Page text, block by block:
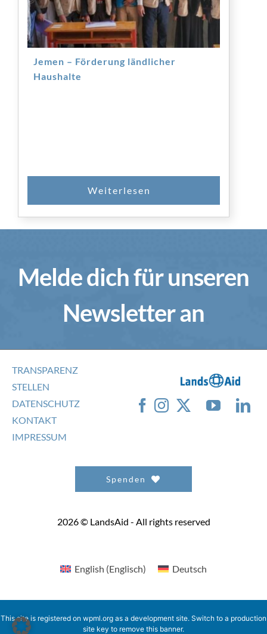
Jemen – Förderung ländlicher
Haushalte
Melde dich für unseren
Newsletter an
TRANSPARENZ
STELLEN
DATENSCHUTZ
KONTAKT
IMPRESSUM
Spenden
2026 © LandsAid - All rights reserved
English (Englisch) Deutsch
This site is registered on wpml.org as a development site. Switch to a production
site key to remove this banner.